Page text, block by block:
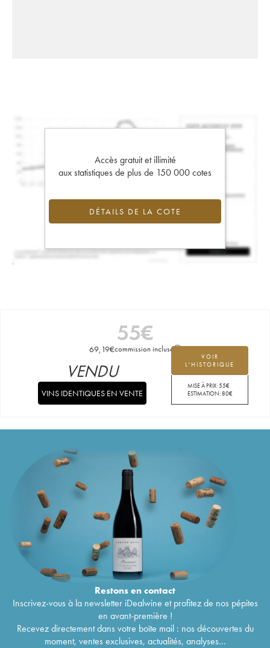
Accès gratuit et illimité
aux statistiques de plus de 150 000 cotes
DÉTAILS DE LA COTE
55€
69,19€commission incluse
VOIR
L'HISTORIQUE
MISE À PRIX:55€
ESTIMATION:80€
VENDU
VINS IDENTIQUES EN VENTE
Restons encontact
Inscrivez-vous à la newsletter iDealwine et profitez de nos pépites
en avant-première !
Recevez directement dans votre boîte mail : nos découvertes du
moment, ventes exclusives, actualités, analyses...